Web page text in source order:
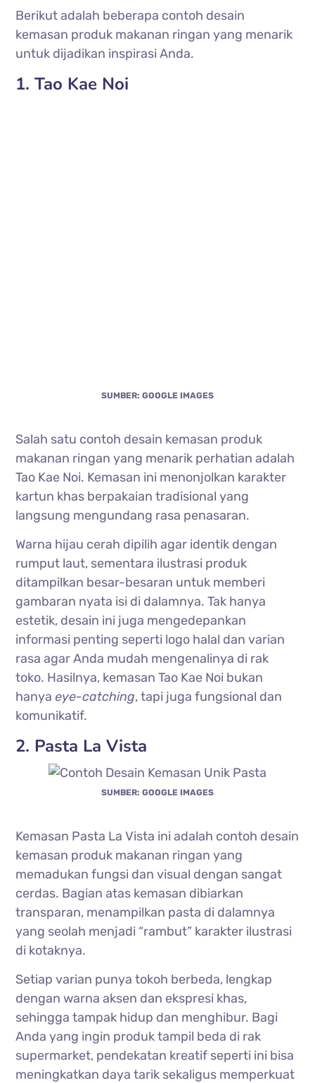
Berikut adalah beberapa contoh desain
kemasan produk makanan ringan yang menarik
untuk dijadikan inspirasi Anda.
1. Tao Kae Noi
SUMBER: GOOGLE IMAGES
Salah satu contoh desain kemasan produk
makanan ringan yang menarik perhatian adalah
Tao Kae Noi. Kemasan ini menonjolkan karakter
kartun khas berpakaian tradisional yang
langsung mengundang rasa penasaran.
Warna hijau cerah dipilih agar identik dengan
rumput laut, sementara ilustrasi produk
ditampilkan besar-besaran untuk memberi
gambaran nyata isi di dalamnya. Tak hanya
estetik, desain ini juga mengedepankan
informasi penting seperti logo halal dan varian
rasa agar Anda mudah mengenalinya di rak
toko. Hasilnya, kemasan Tao Kae Noi bukan
hanya eye-catching, tapi juga fungsional dan
komunikatif.
2. Pasta La Vista
SUMBER: GOOGLE IMAGES
Kemasan Pasta La Vista ini adalah contoh desain
kemasan produk makanan ringan yang
memadukan fungsi dan visual dengan sangat
cerdas. Bagian atas kemasan dibiarkan
transparan, menampilkan pasta di dalamnya
yang seolah menjadi “rambut” karakter ilustrasi
di kotaknya.
Setiap varian punya tokoh berbeda, lengkap
dengan warna aksen dan ekspresi khas,
sehingga tampak hidup dan menghibur. Bagi
Anda yang ingin produk tampil beda di rak
supermarket, pendekatan kreatif seperti ini bisa
meningkatkan daya tarik sekaligus memperkuat